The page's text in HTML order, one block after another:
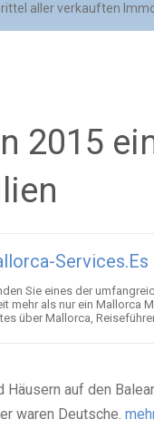
aller verkauften
2015
Services.es
Sie eines der
mehr als nur ein Mallorca
über Mallorca,
Häusern auf den
waren Deutsche.